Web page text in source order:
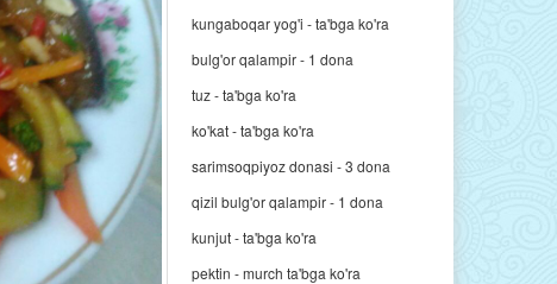
kungaboqar yog'i - ta'bga ko'ra
bulg'or qalampir - 1 dona
tuz - ta'bga ko'ra
ko'kat - ta'bga ko'ra
sarimsoqpiyoz donasi - 3 dona
qizil bulg'or qalampir - 1 dona
kunjut - ta'bga ko'ra
pektin - murch ta'bga ko'ra